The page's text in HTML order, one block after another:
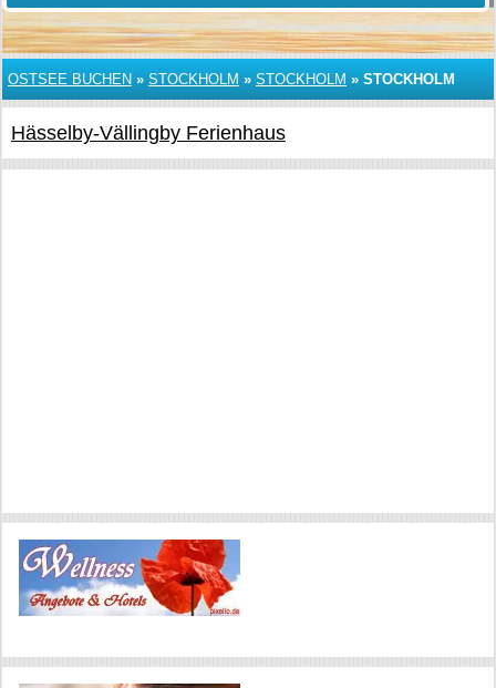
OSTSEE BUCHEN » STOCKHOLM » STOCKHOLM » STOCKHOLM
Hässelby-Vällingby Ferienhaus